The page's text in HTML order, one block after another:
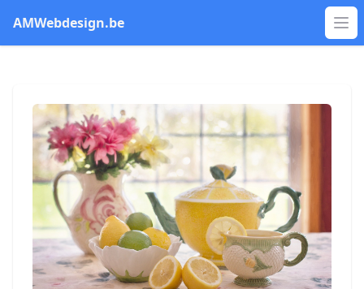
AMWebdesign.be